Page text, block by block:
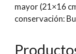
mayor (21×16
conservación: